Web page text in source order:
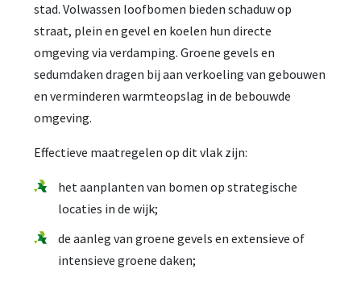
stad. Volwassen loofbomen bieden schaduw op
straat, plein en gevel en koelen hun directe
omgeving via verdamping. Groene gevels en
sedumdaken dragen bij aan verkoeling van gebouwen
en verminderen warmteopslag in de bebouwde
omgeving.
Effectieve maatregelen op dit vlak zijn:
het aanplanten van bomen op strategische
locaties in de wijk;
de aanleg van groene gevels en extensieve of
intensieve groene daken;